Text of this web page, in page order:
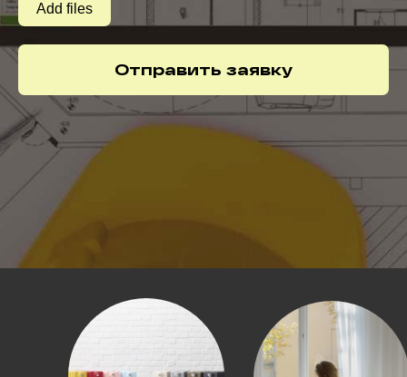
Add files
Отправить заявку